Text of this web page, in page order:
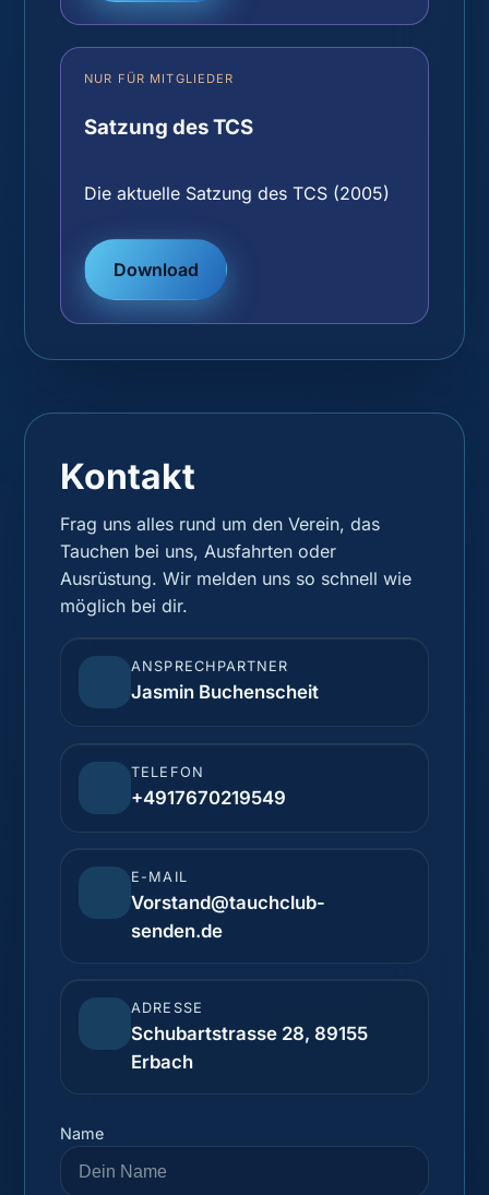
NUR FÜR MITGLIEDER
Satzung des TCS
Die aktuelle Satzung des TCS (2005)
Download
Kontakt
Frag uns alles rund um den Verein, das
Tauchen bei uns, Ausfahrten oder
Ausrüstung. Wir melden uns so schnell wie
möglich bei dir.
ANSPRECHPARTNER
Jasmin Buchenscheit
TELEFON
+4917670219549
E-MAIL
Vorstand@tauchclub-
senden.de
ADRESSE
Schubartstrasse 28, 89155
Erbach
Name